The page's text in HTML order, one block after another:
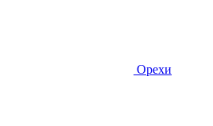
Орехи